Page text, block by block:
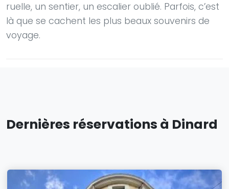
ruelle, un sentier, un escalier oublié. Parfois, c’est
là que se cachent les plus beaux souvenirs de
voyage.
Dernières réservations à Dinard